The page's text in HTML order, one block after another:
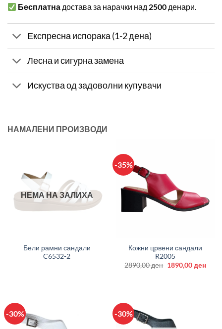
Бесплатна достава за нарачки над 2500 денари.
Експресна испорака (1-2 дена)
Лесна и сигурна замена
Искуства од задоволни купувачи
НАМАЛЕНИ ПРОИЗВОДИ
НЕМА НА ЗАЛИХА
Бели рамни сандали
C6532-2
-35%
Кожни црвени сандали
R2005
2890,00ден Original
1890,00ден
-30% -30%